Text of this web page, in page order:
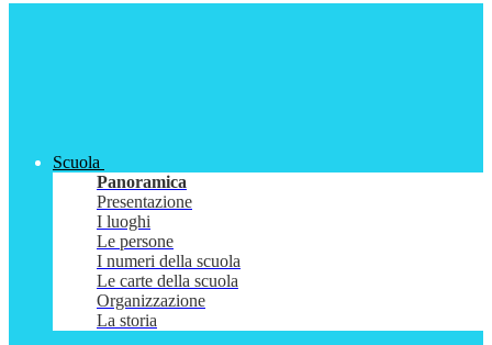
Scuola
Panoramica
Presentazione
I luoghi
Le persone
I numeri della scuola
Le carte della scuola
Organizzazione
La storia